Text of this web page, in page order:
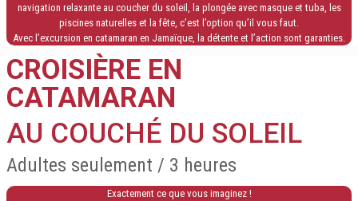
navigation relaxante au coucher du soleil, la plongée avec masque et tuba, les
piscines naturelles et la fête, c’est l’option qu’il vous faut.
Avec l’excursion en catamaran en Jamaïque, la détente et l’action sont garanties.
CROISIÈRE EN
CATAMARAN
AU COUCHÉ DU SOLEIL
Adultes seulement / 3 heures
Exactement ce que vous imaginez !